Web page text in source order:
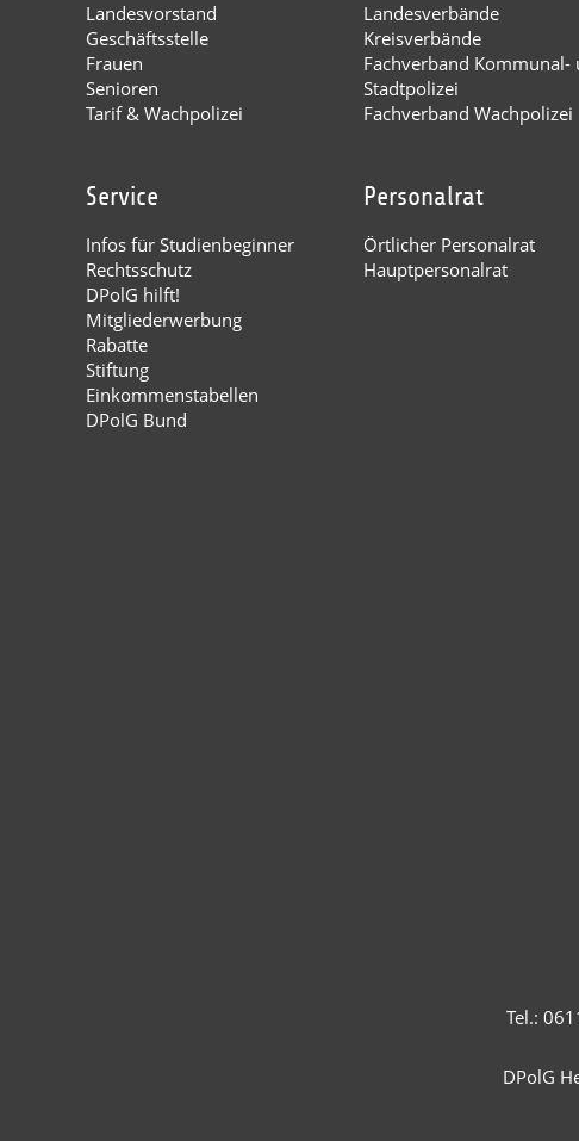
Landesvorstand
Geschäftsstelle
Frauen
Senioren
Tarif & Wachpolizei
Landesverbände
Kreisverbände
Fachverband Kommunal-
Stadtpolizei
Fachverband Wachpolizei
Service
Infos für Studienbeginner
Rechtsschutz
DPolG hilft!
Mitgliederwerbung
Rabatte
Stiftung
Einkommenstabellen
DPolG Bund
Personalrat
Örtlicher Personalrat
Hauptpersonalrat
Tel.:
DPolG